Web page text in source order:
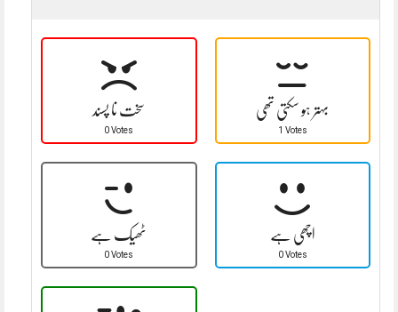
سخت نا پسند
0 Votes
بہتر ہو سکتی تھی
1 Votes
ٹھیک ہے
0 Votes
اچھی ہے
0 Votes